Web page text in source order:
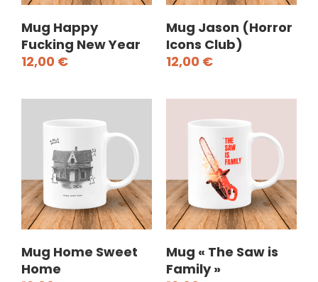
Mug Happy
Fucking New Year
12,00 €
Mug Jason (Horror
Icons Club)
12,00 €
Mug Home Sweet
Home
Mug « The Saw is
Family »